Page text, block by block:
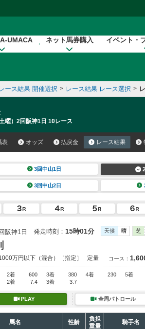
UMACA ネット馬券購入 イベント・
レース結果 開催選択 > レース結果 レース選択 >
曜）2回阪神1日 10レース
表 オッズ 払戻金 レース結果
3回中山1日
3回中山2日
阪神1日 発走時刻： 15時01分 天候 晴 芝
万円以下 （混合）［指定］ 定量 コース：
2着 600 3着 380 4着 230 5着
2着 7.4 3着 3.7
PLAY 全周パトロール
馬名 性齢
負担
重量
騎手名